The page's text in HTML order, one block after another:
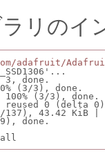
ラリのイ
adafruit/
3, done.
(3/3), done.
100% (3/3), done.
0 (delta
137), 43.42 KiB |
done.